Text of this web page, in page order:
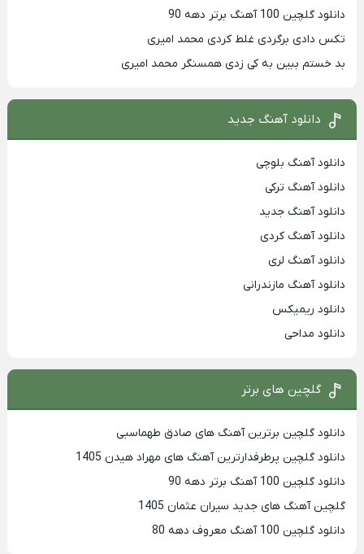
دانلود گلچین 100 آهنگ برتر دهه 90
تکس دادی برگردی غلط کردی محمد امیری
بد خستم ببین به کی زدی همسنگر محمد امیری
دانلود آهنگ جدید
دانلود آهنگ بلوچی
دانلود آهنگ ترکی
دانلود آهنگ جدید
دانلود آهنگ کردی
دانلود آهنگ لری
دانلود آهنگ مازندرانی
دانلود ریمیکس
دانلود مداحی
گلچین های برتر
دانلود گلچین برترین آهنگ های صادق طهماسبی
دانلود گلچین پرطرفدارترین آهنگ های مهراد هیدن 1405
دانلود گلچین 100 آهنگ برتر دهه 90
گلچین آهنگ های جدید سیران عثمان 1405
دانلود گلچین 100 آهنگ معروف دهه 80